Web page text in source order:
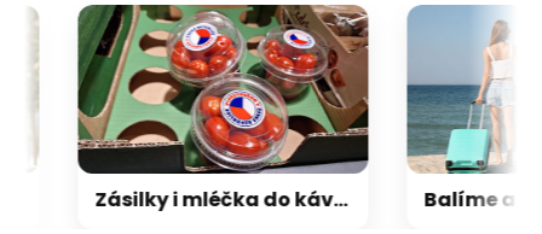
Zásilky i mléčka do kávy. Evropa mění pravidla pro obaly, první změny přijdou nenápadně